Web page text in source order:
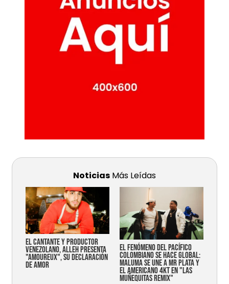
Noticias Más Leídas
EL CANTANTE Y PRODUCTOR
VENEZOLANO, ALLEH PRESENTA
"AMOUREUX", SU DECLARACIÓN
DE AMOR
EL FENÓMENO DEL PACÍFICO
COLOMBIANO SE HACE GLOBAL:
MALUMA SE UNE A MR PLATA Y
EL AMERICANO 4KT EN "LAS
MUÑEQUITAS REMIX"